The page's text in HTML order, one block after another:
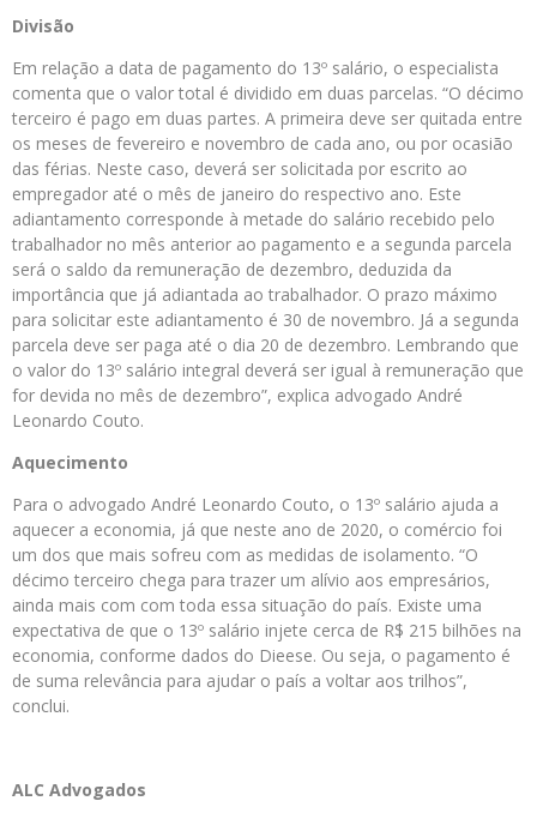
Divisão
Em relação a data de pagamento do 13º salário, o especialista
comenta que o valor total é dividido em duas parcelas. “O décimo
terceiro é pago em duas partes. A primeira deve ser quitada entre
os meses de fevereiro e novembro de cada ano, ou por ocasião
das férias. Neste caso, deverá ser solicitada por escrito ao
empregador até o mês de janeiro do respectivo ano. Este
adiantamento corresponde à metade do salário recebido pelo
trabalhador no mês anterior ao pagamento e a segunda parcela
será o saldo da remuneração de dezembro, deduzida da
importância que já adiantada ao trabalhador. O prazo máximo
para solicitar este adiantamento é 30 de novembro. Já a segunda
parcela deve ser paga até o dia 20 de dezembro. Lembrando que
o valor do 13º salário integral deverá ser igual à remuneração que
for devida no mês de dezembro”, explica advogado André
Leonardo Couto.
Aquecimento
Para o advogado André Leonardo Couto, o 13º salário ajuda a
aquecer a economia, já que neste ano de 2020, o comércio foi
um dos que mais sofreu com as medidas de isolamento. “O
décimo terceiro chega para trazer um alívio aos empresários,
ainda mais com com toda essa situação do país. Existe uma
expectativa de que o 13º salário injete cerca de R$ 215 bilhões na
economia, conforme dados do Dieese. Ou seja, o pagamento é
de suma relevância para ajudar o país a voltar aos trilhos”,
conclui.
ALC Advogados